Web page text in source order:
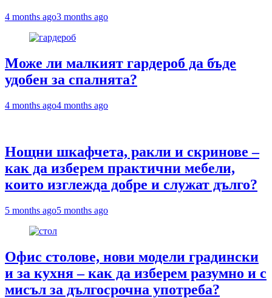
4 months ago3 months ago
Може ли малкият гардероб да бъде
удобен за спалнята?
4 months ago4 months ago
Нощни шкафчета, ракли и скринове –
как да изберем практични мебели,
които изглежда добре и служат дълго?
5 months ago5 months ago
Офис столове, нови модели градински
и за кухня – как да изберем разумно и с
мисъл за дългосрочна употреба?